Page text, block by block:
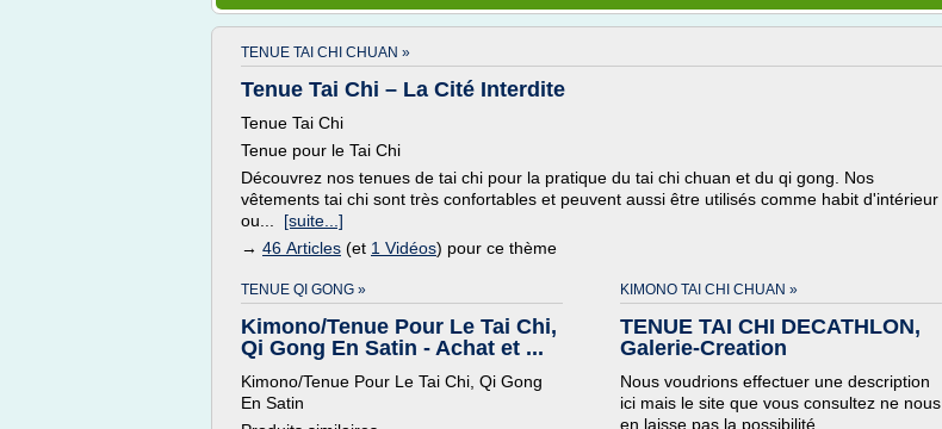
TENUE TAI CHI CHUAN »
Tenue Tai Chi – La Cité Interdite
Tenue Tai Chi
Tenue pour le Tai Chi
Découvrez nos tenues de tai chi pour la pratique du tai chi chuan et du qi gong. Nos
vêtements tai chi sont très confortables et peuvent aussi être utilisés comme habit d'intérieur
ou... [suite...]
→ 46 Articles (et 1 Vidéos) pour ce thème
TENUE QI GONG »
Kimono/Tenue Pour Le Tai Chi,
Qi Gong En Satin - Achat et ...
Kimono/Tenue Pour Le Tai Chi, Qi Gong
En Satin
KIMONO TAI CHI CHUAN »
TENUE TAI CHI DECATHLON,
Galerie-Creation
Nous voudrions effectuer une description
ici mais le site que vous consultez ne nous
en laisse pas la possibilité.